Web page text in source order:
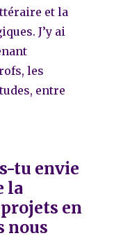
et la
J’y ai
les
entre
tu envie
la
en
nous